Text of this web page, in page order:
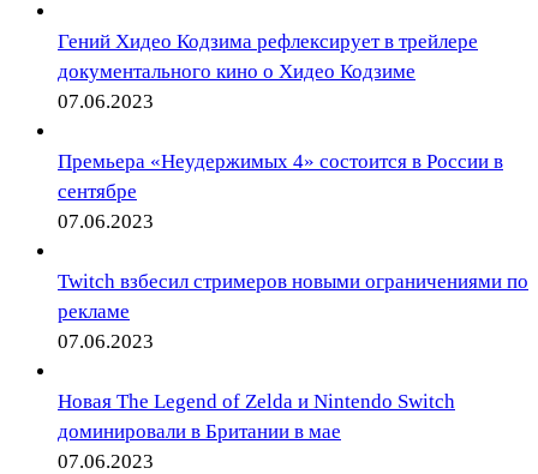
Гений Хидео Кодзима рефлексирует в трейлере
документального кино о Хидео Кодзиме
07.06.2023
Премьера «Неудержимых 4» состоится в России в
сентябре
07.06.2023
Twitch взбесил стримеров новыми ограничениями по
рекламе
07.06.2023
Новая The Legend of Zelda и Nintendo Switch
доминировали в Британии в мае
07.06.2023